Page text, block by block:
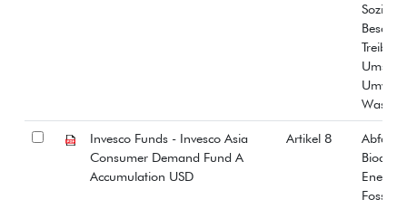
Umwelt
Wasser
Invesco Funds - Invesco Asia
Consumer Demand Fund A
Accumulation USD
Artikel 8
Abfall
Fossiles